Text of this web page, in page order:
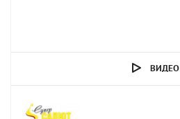
ВИДЕО